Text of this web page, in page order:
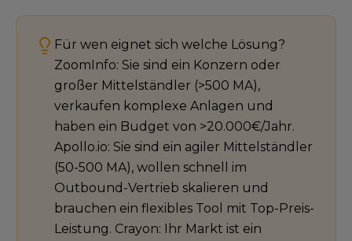
Für wen eignet sich welche Lösung?
ZoomInfo: Sie sind ein Konzern oder
großer Mittelständler (>500 MA),
verkaufen komplexe Anlagen und
haben ein Budget von >20.000€/Jahr.
Apollo.io: Sie sind ein agiler Mittelständler
(50-500 MA), wollen schnell im
Outbound-Vertrieb skalieren und
brauchen ein flexibles Tool mit Top-Preis-
Leistung. Crayon: Ihr Markt ist ein